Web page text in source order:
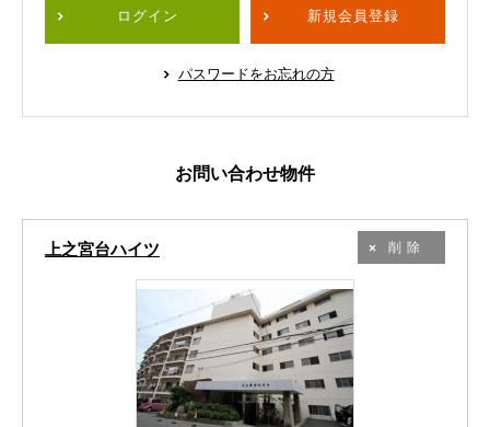
ログイン 新規会員登録
パスワードをお忘れの方
お問い合わせ物件
上之宮台ハイツ 削除